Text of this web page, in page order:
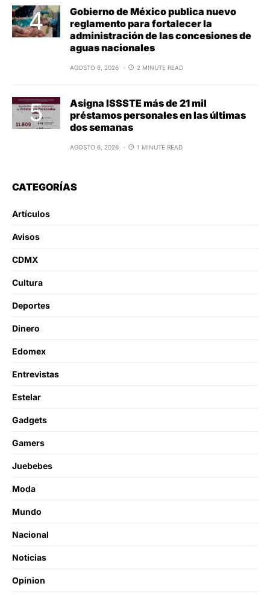
Gobierno de México publica nuevo
reglamento para fortalecer la
administración de las concesiones de
aguas nacionales
AGOSTO 6, 2026 2 MINUTE READ
Asigna ISSSTE más de 21 mil
préstamos personales en las últimas
dos semanas
AGOSTO 6, 2026 1 MINUTE READ
CATEGORÍAS
Artículos
Avisos
CDMX
Cultura
Deportes
Dinero
Edomex
Entrevistas
Estelar
Gadgets
Gamers
Juebebes
Moda
Mundo
Nacional
Noticias
Opinion